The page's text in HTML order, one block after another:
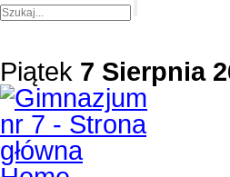
Piątek 7 Sierpnia